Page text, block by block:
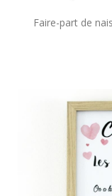
Faire-part de